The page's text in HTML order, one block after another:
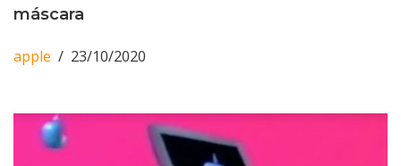
máscara
apple 23/10/2020